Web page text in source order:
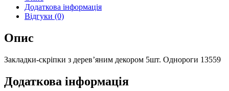
13559
quantity
Додаткова інформація
Відгуки (0)
Опис
Закладки-скріпки з дерев’яним декором 5шт. Однороги 13559
Додаткова інформація